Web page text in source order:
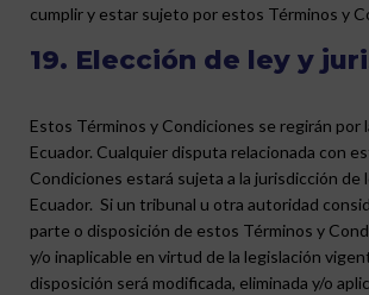
cumplir y estar sujeto por estos Términos y
19. Elección de ley y
Estos Términos y Condiciones se regirán por
Ecuador. Cualquier disputa relacionada con
Condiciones estará sujeta a la jurisdicción de
Ecuador. Si un tribunal u otra autoridad
parte o disposición de estos Términos y
y/o inaplicable en virtud de la legislación
disposición será modificada, eliminada y/o